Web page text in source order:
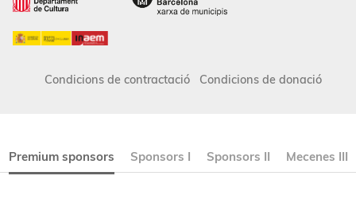
Condicions de contractació Condicions de donació
Premium sponsors Sponsors I Sponsors II Mecenes III